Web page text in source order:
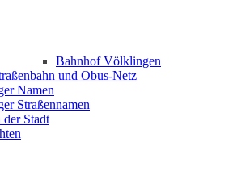
Bahnhof Völklingen
und Obus-Netz
Namen
Straßennamen
der Stadt